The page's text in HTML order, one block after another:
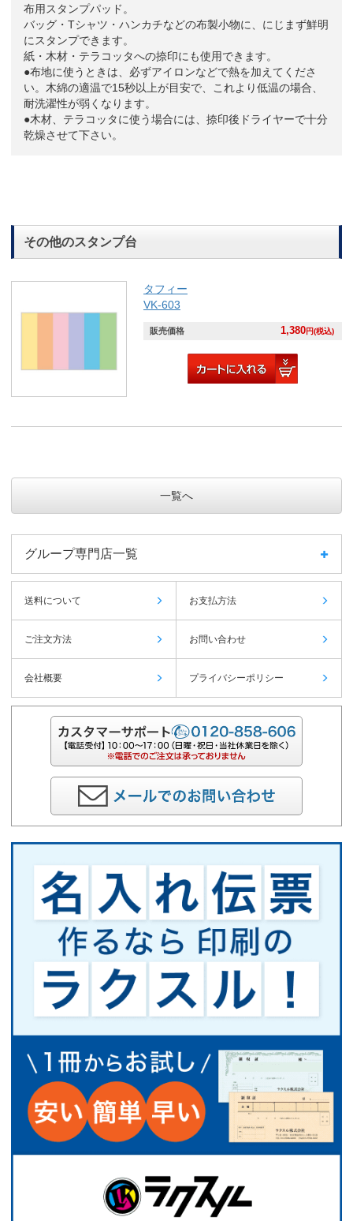
布用スタンプパッド。
バッグ・Tシャツ・ハンカチなどの布製小物に、にじまず鮮明
にスタンプできます。
紙・木材・テラコッタへの捺印にも使用できます。
●布地に使うときは、必ずアイロンなどで熱を加えてくださ
い。木綿の適温で15秒以上が目安で、これより低温の場合、
耐洗濯性が弱くなります。
●木材、テラコッタに使う場合には、捺印後ドライヤーで十分
乾燥させて下さい。
その他のスタンプ台
タフィー
VK-603
販売価格 1,380円(税込)
一覧へ
グループ専門店一覧
送料について お支払方法
ご注文方法 お問い合わせ
会社概要 プライバシーポリシー